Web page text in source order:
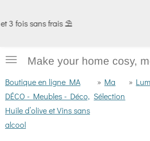
au
principal
Make your home cosy,
Enceinte Bluetooth
Boutique en ligne MA
DÉCO - Meubles - Déco,
Huile d’olive et Vins sans
alcool
» Ma
Sélection
»